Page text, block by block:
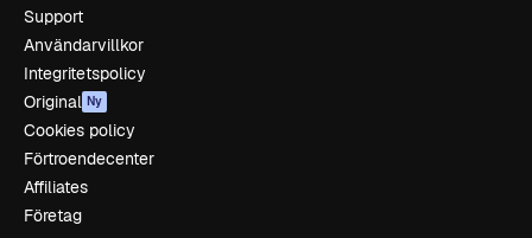
Support
Användarvillkor
Integritetspolicy
Original Ny
Cookies policy
Förtroendecenter
Affiliates
Företag